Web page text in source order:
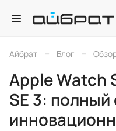
Айбрат – Блог –
Apple Watch
SE 3: полный